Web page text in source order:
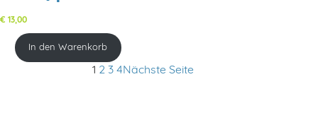
€ 13,00
In den Warenkorb
1 2 3 4Nächste Seite